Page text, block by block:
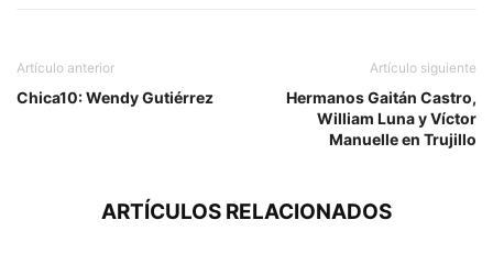
Artículo anterior
Chica10: Wendy Gutiérrez
Artículo siguiente
Hermanos Gaitán Castro,
William Luna y Víctor
Manuelle en Trujillo
ARTÍCULOS RELACIONADOS